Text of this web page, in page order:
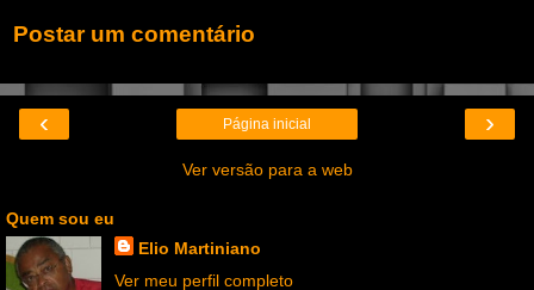
Postar um comentário
‹ ›
Página inicial
Ver versão para a web
Quem sou eu
Elio Martiniano
Ver meu perfil completo